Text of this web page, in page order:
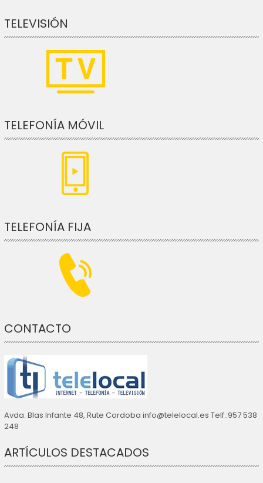
TELEVISIÓN
TELEFONÍA MÓVIL
TELEFONÍA FIJA
CONTACTO
Avda. Blas Infante 48, Rute Cordoba info@telelocal.es Telf.:957 538
248
ARTÍCULOS DESTACADOS